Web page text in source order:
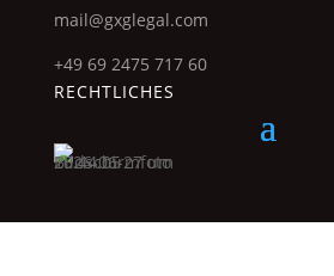
mail@gxglegal.com
+49 69 2475 717 60
RECHTLICHES